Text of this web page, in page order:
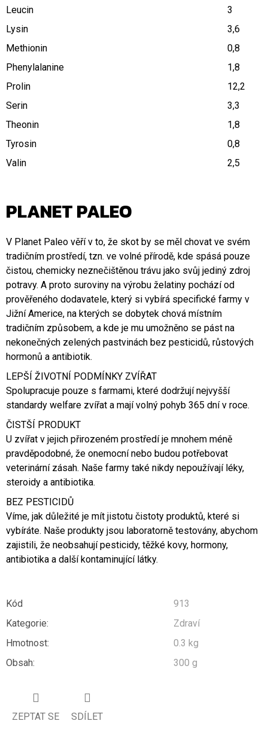
Leucin
3
Lysin
3,6
Methionin
0,8
Phenylalanine
1,8
Prolin
12,2
Serin
3,3
Theonin
1,8
Tyrosin
0,8
Valin
2,5
PLANET PALEO
V Planet Paleo věří v to, že skot by se měl chovat ve svém
tradičním prostředí, tzn. ve volné přírodě, kde spásá pouze
čistou, chemicky neznečištěnou trávu jako svůj jediný zdroj
potravy. A proto suroviny na výrobu želatiny pochází od
prověřeného dodavatele, který si vybírá specifické farmy v
Jižní Americe, na kterých se dobytek chová místním
tradičním způsobem, a kde je mu umožněno se pást na
nekonečných zelených pastvinách bez pesticidů, růstových
hormonů a antibiotik.
LEPŠÍ ŽIVOTNÍ PODMÍNKY ZVÍŘAT
Spolupracuje pouze s farmami, které dodržují nejvyšší
standardy welfare zvířat a mají volný pohyb 365 dní v roce.
ČISTŠÍ PRODUKT
U zvířat v jejich přirozeném prostředí je mnohem méně
pravděpodobné, že onemocní nebo budou potřebovat
veterinární zásah. Naše farmy také nikdy nepoužívají léky,
steroidy a antibiotika.
BEZ PESTICIDŮ
Víme, jak důležité je mít jistotu čistoty produktů, které si
vybíráte. Naše produkty jsou laboratorně testovány, abychom
zajistili, že neobsahují pesticidy, těžké kovy, hormony,
antibiotika a další kontaminující látky.
Kód
913
Kategorie:
Zdraví
Hmotnost:
0.3 kg
Obsah: 300 g
ZEPTAT SE SDÍLET